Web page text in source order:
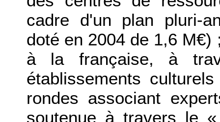
cadre d'un plan pluri-
doté en 2004 de 1,6
à la française, à
établissements
rondes associant
soutenue à travers le